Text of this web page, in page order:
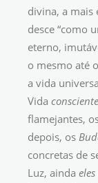
divina, a mais
desce “como
eterno,
o mesmo até
a vida
Vida consciente
flamejantes,
depois, os
concretas de
Luz, ainda